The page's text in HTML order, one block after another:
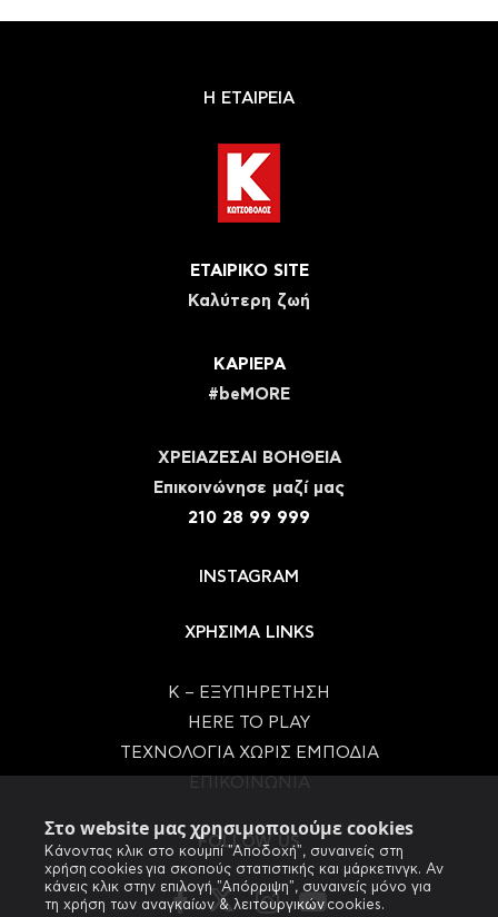
Στο website μας χρησιμοποιούμε cookies
Κάνοντας κλικ στο κουμπί "Αποδοχή", συναινείς στη
χρήση cookies για σκοπούς στατιστικής και μάρκετινγκ. Αν
κάνεις κλικ στην επιλογή "Απόρριψη", συναινείς μόνο για
τη χρήση των αναγκαίων & λειτουργικών cookies.
Η ΕΤΑΙΡΕΙΑ
ΕΤΑΙΡΙΚΟ SITE
Καλύτερη ζωή
ΚΑΡΙΕΡΑ
#beMORE
ΧΡΕΙΑΖΕΣΑΙ ΒΟΗΘΕΙΑ
Eπικοινώνησε μαζί μας
210 28 99 999
INSTAGRAM
ΧΡΗΣΙΜΑ LINKS
Κ – ΕΞΥΠΗΡΕΤΗΣΗ
HERE TO PLAY
ΤΕΧΝΟΛΟΓΙΑ ΧΩΡΙΣ ΕΜΠΟΔΙΑ
FOLLOW US